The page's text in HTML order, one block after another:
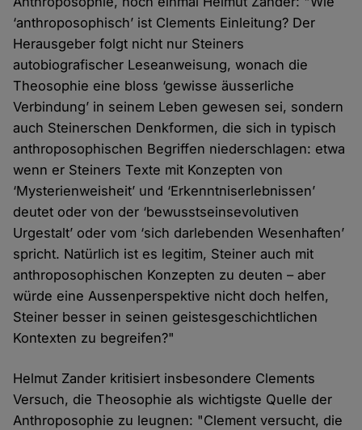
‘anthroposophisch’ ist Clements Einleitung? Der
Herausgeber folgt nicht nur Steiners
autobiografischer Leseanweisung, wonach die
Theosophie eine bloss ‘gewisse äusserliche
Verbindung’ in seinem Leben gewesen sei, sondern
auch Steinerschen Denkformen, die sich in typisch
anthroposophischen Begriffen niederschlagen: etwa
wenn er Steiners Texte mit Konzepten von
‘Mysterienweisheit’ und ‘Erkenntniserlebnissen’
deutet oder von der ‘bewusstseinsevolutiven
Urgestalt’ oder vom ‘sich darlebenden Wesenhaften’
spricht. Natürlich ist es legitim, Steiner auch mit
anthroposophischen Konzepten zu deuten – aber
würde eine Aussenperspektive nicht doch helfen,
Steiner besser in seinen geistesgeschichtlichen
Kontexten zu begreifen?"
Helmut Zander kritisiert insbesondere Clements
Versuch, die Theosophie als wichtigste Quelle der
Anthroposophie zu leugnen: "Clement versucht, die